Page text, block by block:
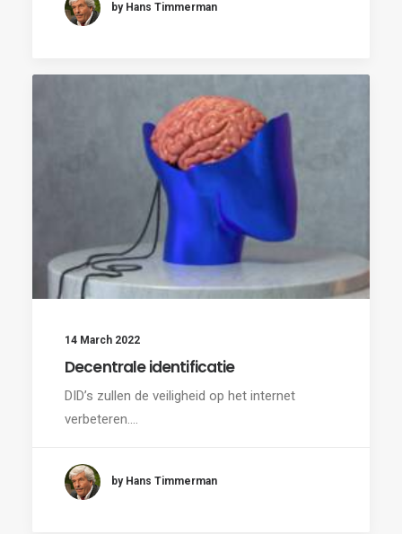
by Hans Timmerman
14 March 2022
Decentrale identificatie
DID’s zullen de veiligheid op het internet
verbeteren.…
by Hans Timmerman